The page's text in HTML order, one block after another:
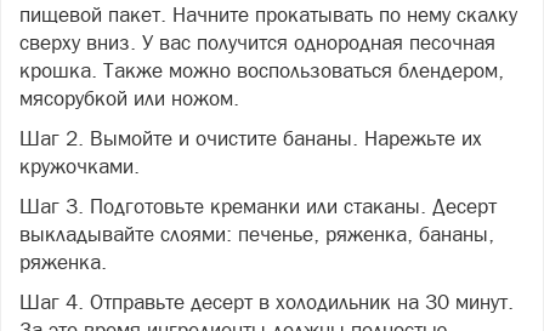
пищевой пакет. Начните прокатывать по нему скалку
сверху вниз. У вас получится однородная песочная
крошка. Также можно воспользоваться блендером,
мясорубкой или ножом.
Шаг 2. Вымойте и очистите бананы. Нарежьте их
кружочками.
Шаг 3. Подготовьте креманки или стаканы. Десерт
выкладывайте слоями: печенье, ряженка, бананы,
ряженка.
Шаг 4. Отправьте десерт в холодильник на 30 минут.